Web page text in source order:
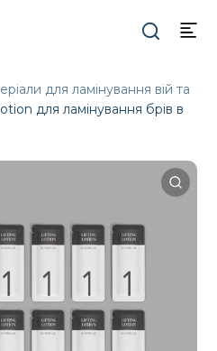
для ламінування вій та
для ламінування брів в